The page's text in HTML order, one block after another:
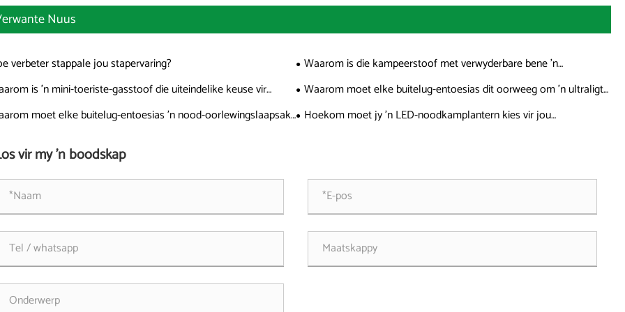
Nuus
verbeter stappale jou stapervaring?
Waarom is die kampeerstoof met verwyderbare bene 'n
spelwisselaar vir buitelug-entoesiaste
is 'n mini-toeriste-gasstoof die uiteindelike keuse vir
Waarom moet elke buitelug-entoesias dit oorweeg om 'n ultraligte
stapriet te gebruik?
moet elke buitelug-entoesias 'n nood-oorlewingslaapsak
Hoekom moet jy 'n LED-noodkamplantern kies vir jou
vir my 'n boodskap